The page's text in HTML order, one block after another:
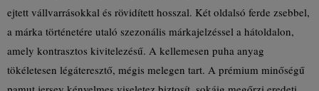
ejtett vállvarrásokkal és rövidített hosszal. Két oldalsó ferde zsebbel,
a márka történetére utaló szezonális márkajelzéssel a hátoldalon,
amely kontrasztos kivitelezésű. A kellemesen puha anyag
tökéletesen légáteresztő, mégis melegen tart. A prémium minőségű